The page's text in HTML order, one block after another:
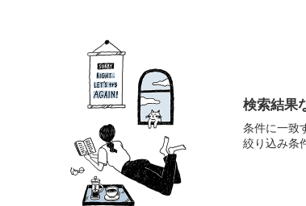
検索結果
条件に一致
絞り込み条